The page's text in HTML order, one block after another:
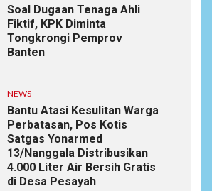
Soal Dugaan Tenaga Ahli
Fiktif, KPK Diminta
Tongkrongi Pemprov
Banten
NEWS
Bantu Atasi Kesulitan Warga
Perbatasan, Pos Kotis
Satgas Yonarmed
13/Nanggala Distribusikan
4.000 Liter Air Bersih Gratis
di Desa Pesayah